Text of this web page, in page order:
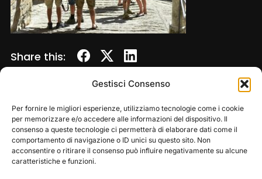
Gestisci Consenso
Per fornire le migliori esperienze, utilizziamo tecnologie come i cookie
per memorizzare e/o accedere alle informazioni del dispositivo. Il
consenso a queste tecnologie ci permetterà di elaborare dati come il
comportamento di navigazione o ID unici su questo sito. Non
acconsentire o ritirare il consenso può influire negativamente su alcune
caratteristiche e funzioni.
Share this: